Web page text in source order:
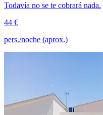
Todavía no se te cobrará nada.
44 €
pers./noche (aprox.)